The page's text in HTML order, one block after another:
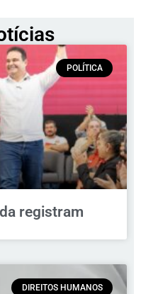
POLÍTICA
registram
DIREITOS HUMANOS